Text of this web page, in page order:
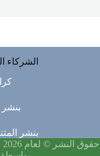
الشركاء
كراج24
بنشر